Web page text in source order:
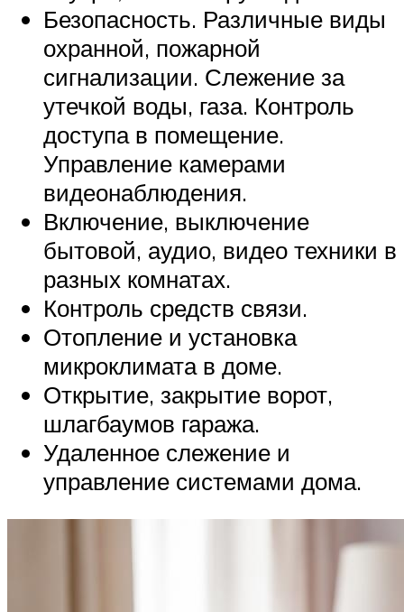
Безопасность. Различные виды
охранной, пожарной
сигнализации. Слежение за
утечкой воды, газа. Контроль
доступа в помещение.
Управление камерами
видеонаблюдения.
Включение, выключение
бытовой, аудио, видео техники в
разных комнатах.
Контроль средств связи.
Отопление и установка
микроклимата в доме.
Открытие, закрытие ворот,
шлагбаумов гаража.
Удаленное слежение и
управление системами дома.